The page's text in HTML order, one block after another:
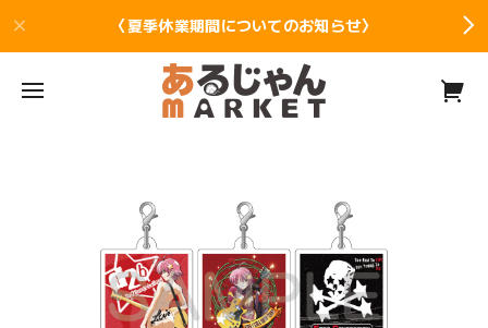
〈夏季休業期間についてのお知らせ〉